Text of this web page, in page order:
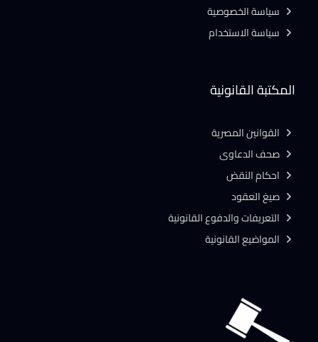
المكتبة القانونية
القوانين المصرية
صحف الدعاوى
احكام النقض
صيغ العقود
التعريفات والدفوع القانونية
المواضيع القانونية
سياسة الخصوصية
سياسة الاستخدام